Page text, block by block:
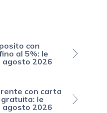
con
al 5%: le
2026
con carta
le
2026